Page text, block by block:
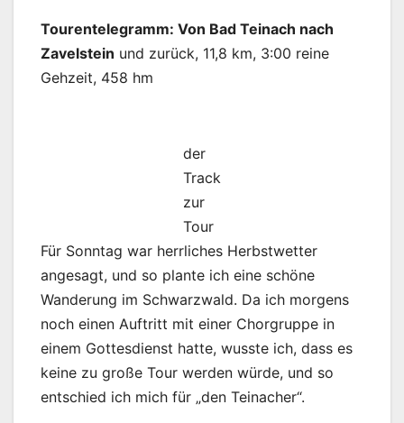
Tourentelegramm: Von Bad Teinach nach
Zavelstein und zurück, 11,8 km, 3:00 reine
Gehzeit, 458 hm
der
Track
zur
Tour
Für Sonntag war herrliches Herbstwetter
angesagt, und so plante ich eine schöne
Wanderung im Schwarzwald. Da ich morgens
noch einen Auftritt mit einer Chorgruppe in
einem Gottesdienst hatte, wusste ich, dass es
keine zu große Tour werden würde, und so
entschied ich mich für „den Teinacher“.